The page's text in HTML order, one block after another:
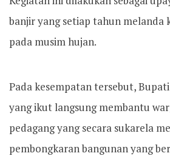
banjir yang setiap tahun melanda
pada musim hujan.
Pada kesempatan tersebut,
yang ikut langsung membantu
pedagang yang secara sukarela
pembongkaran bangunan yang